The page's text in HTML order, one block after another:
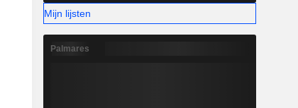
Mijn lijsten
Palmares